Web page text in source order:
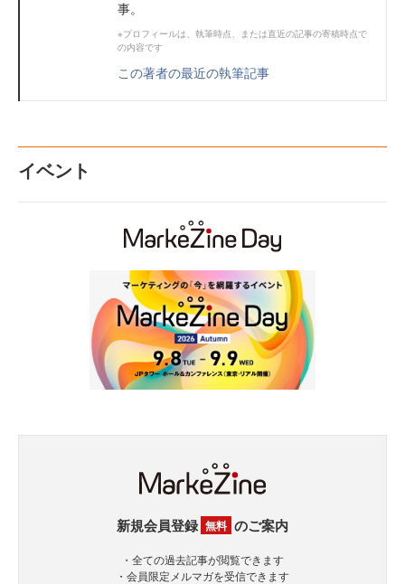
事。
※プロフィールは、執筆時点、または直近の記事の寄稿時点で
の内容です
この著者の最近の執筆記事
イベント
新規会員登録 無料 のご案内
・全ての過去記事が閲覧できます
・会員限定メルマガを受信できます